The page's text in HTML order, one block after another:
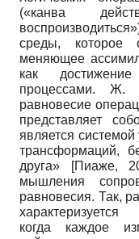
(«канва
среды, которое
меняющее
как
процессами. Ж.
равновесие
представляет
является
трансформаций,
друга»
[Пиаже,
мышления
равновесия. Так,
когда каждое